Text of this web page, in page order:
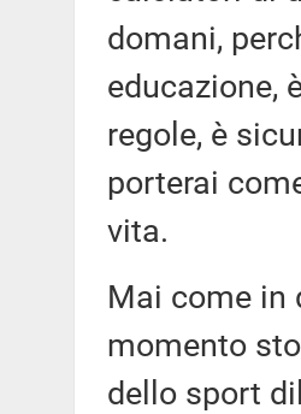
domani,
educazione,
regole, è
porterai
vita.
Mai come in
momento
dello sport